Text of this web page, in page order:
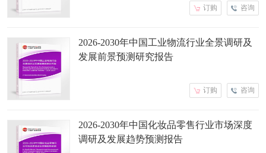
咨询
订购
2026-2030年中国工业物流行业全景调研及
发展前景预测研究报告
咨询
订购
2026-2030年中国化妆品零售行业市场深度
调研及发展趋势预测报告